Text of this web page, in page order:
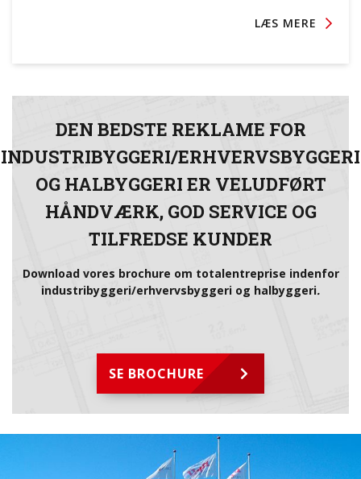
LÆS MERE
DEN BEDSTE REKLAME FOR
INDUSTRIBYGGERI/ERHVERVSBYGGERI
OG HALBYGGERI ER VELUDFØRT
HÅNDVÆRK, GOD SERVICE OG
TILFREDSE KUNDER
Download vores brochure om totalentreprise indenfor
industribyggeri/erhvervsbyggeri og halbyggeri.
SE BROCHURE